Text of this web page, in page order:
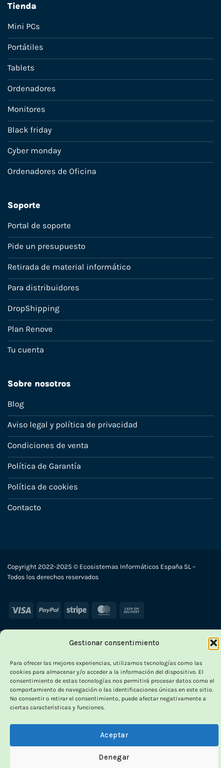
Gestionar consentimiento
Para ofrecer las mejores experiencias, utilizamos tecnologías como las
cookies para almacenar y/o acceder a la información del dispositivo. El
consentimiento de estas tecnologías nos permitirá procesar datos como el
comportamiento de navegación o las identificaciones únicas en este sitio.
No consentir o retirar el consentimiento, puede afectar negativamente a
ciertas características y funciones.
Aceptar
Denegar
Tienda
Mini PCs
Portátiles
Tablets
Ordenadores
Monitores
Black friday
Cyber monday
Ordenadores de Oficina
Soporte
Portal de soporte
Pide un presupuesto
Retirada de material informático
Para distribuidores
DropShipping
Plan Renove
Tu cuenta
Sobre nosotros
Blog
Aviso legal y política de privacidad
Condiciones de venta
Política de Garantía
Política de cookies
Contacto
Copyright 2022-2025 © Ecosistemas Informáticos España SL –
Todos los derechos reservados
Visa PayPal Stripe MasterCard